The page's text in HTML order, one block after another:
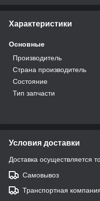
Характеристики
Основные
Производитель
Страна производитель
Состояние
Тип запчасти
Условия доставки
Доставка осуществляется
Самовывоз
Транспортная